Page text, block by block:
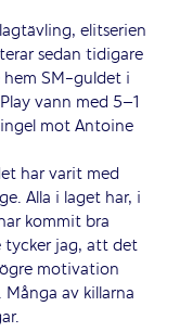
elitserien
sedan tidigare
hem SM-guldet i
vann med 5–1
mot Antoine
har varit med
Alla i laget har, i
kommit bra
tycker jag, att det
motivation
av killarna